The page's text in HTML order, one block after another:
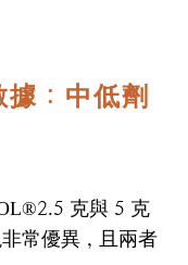
：中低劑
2.5 克與 5 克
常優異，且兩者